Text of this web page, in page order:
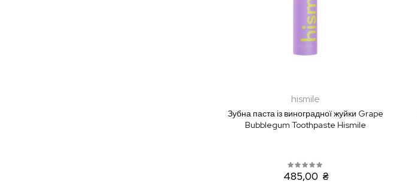
hismile
Зубна паста із виноградної жуйки Grape
Bubblegum Toothpaste Hismile
485,00 ₴